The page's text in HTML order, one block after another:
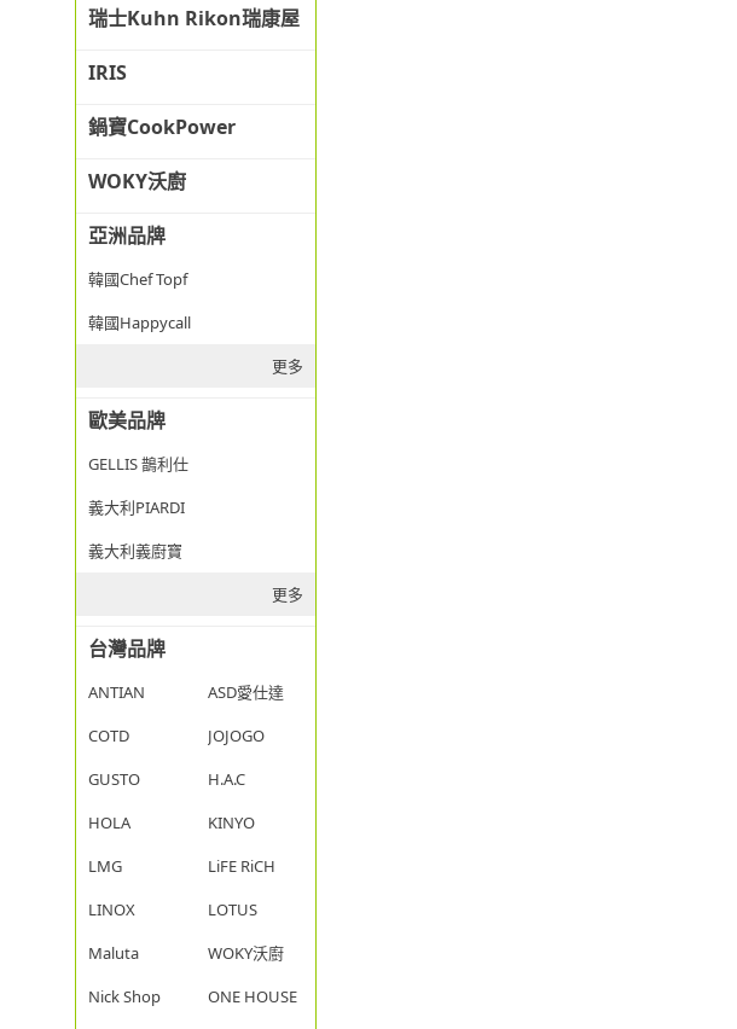
瑞士Kuhn Rikon瑞康屋
IRIS
鍋寶CookPower
WOKY沃廚
亞洲品牌
韓國Chef Topf
韓國Happycall
更多
歐美品牌
GELLIS 鵲利仕
義大利PIARDI
義大利義廚寶
更多
台灣品牌
ANTIAN
ASD愛仕達
COTD
JOJOGO
GUSTO
H.A.C
HOLA
KINYO
LMG
LiFE RiCH
LINOX
LOTUS
Maluta
WOKY沃廚
Nick Shop
ONE HOUSE